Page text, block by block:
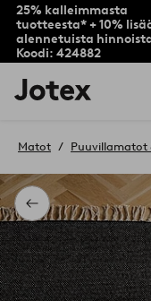
25% kalleimmasta
tuotteesta* + 10%
alennetuista
Koodi: 424882
Jotex-
logo
aloitussivulle
Takaisin
Matot Puuvillamatot